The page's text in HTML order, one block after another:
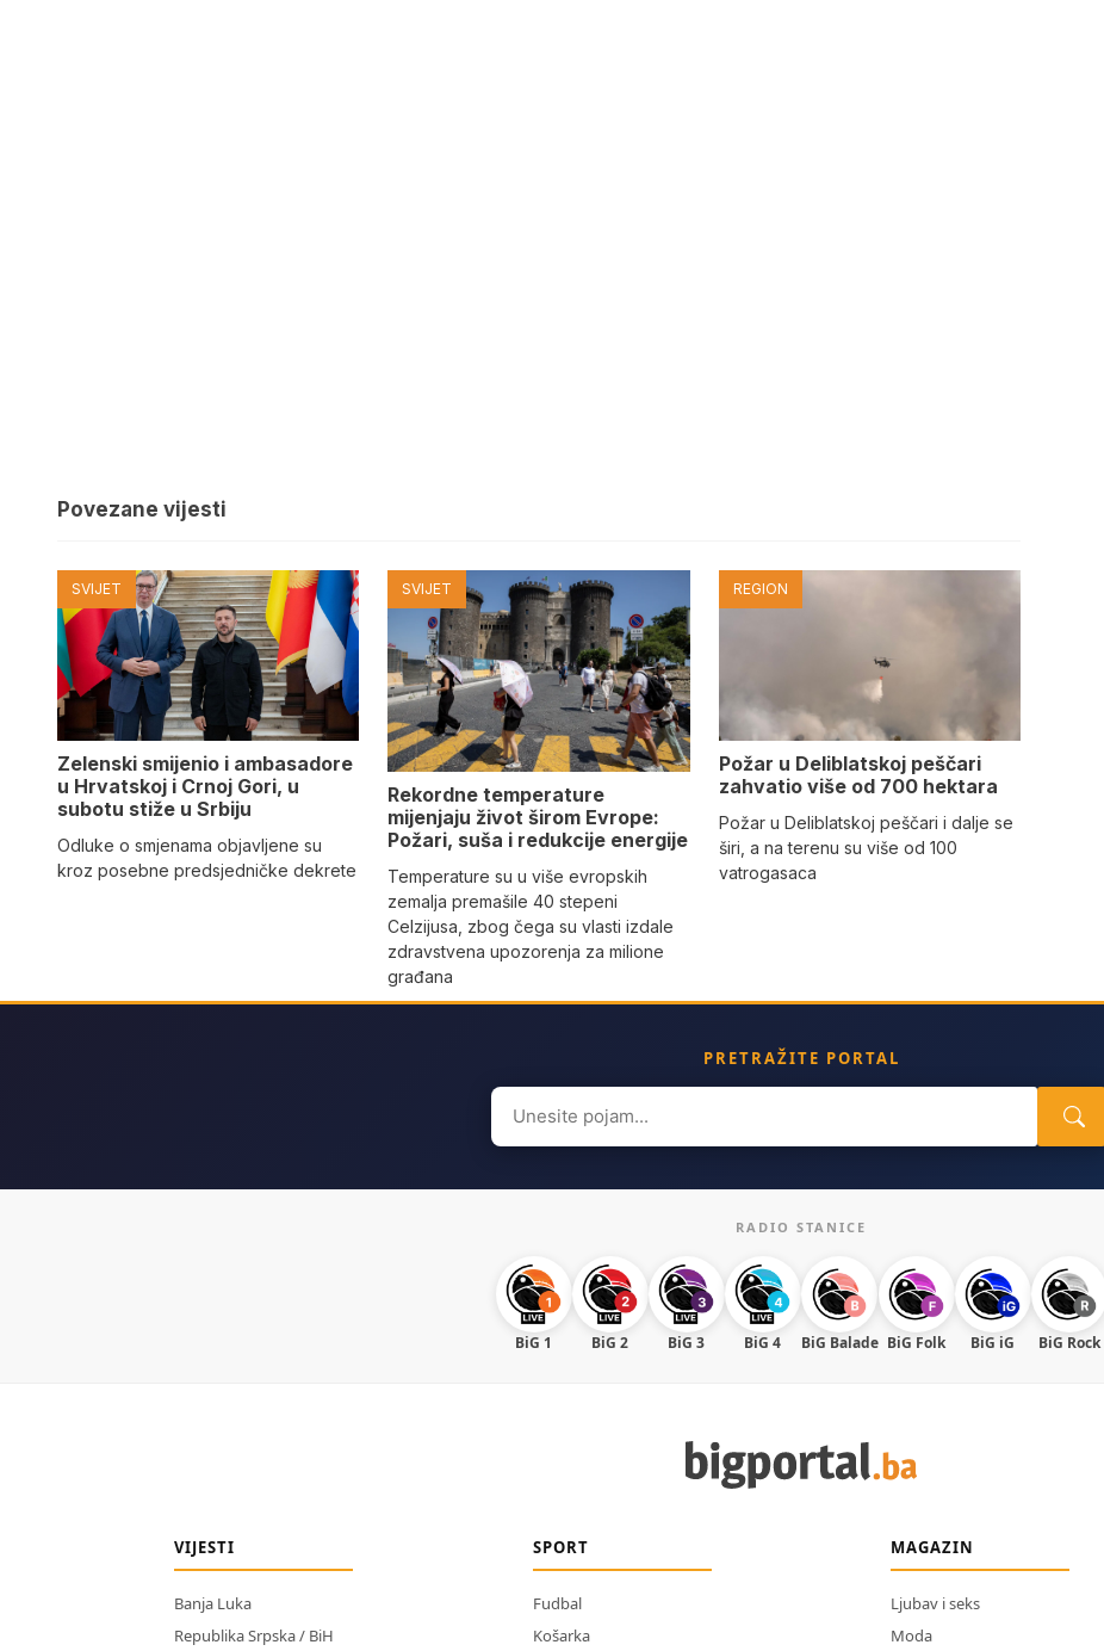
Povezane vijesti
SVIJET
Zelenski smijenio i ambasadore
u Hrvatskoj i Crnoj Gori, u
subotu stiže u Srbiju
Odluke o smjenama objavljene su
kroz posebne predsjedničke dekrete
SVIJET
Rekordne temperature
mijenjaju život širom Evrope:
Požari, suša i redukcije energije
Temperature su u više evropskih
zemalja premašile 40 stepeni
Celzijusa, zbog čega su vlasti izdale
zdravstvena upozorenja za milione
građana
REGION
Požar u Deliblatskoj peščari
zahvatio više od 700 hektara
Požar u Deliblatskoj peščari i dalje se
širi, a na terenu su više od 100
vatrogasaca
PRETRAŽITE PORTAL
Search
for:
RADIO STANICE
BiG 1 BiG 2 BiG 3 BiG 4 BiG Balade BiG Folk BiG iG BiG Rock
VIJESTI
Banja Luka
Republika Srpska / BiH
SPORT
Fudbal
Košarka
MAGAZIN
Ljubav i seks
Moda